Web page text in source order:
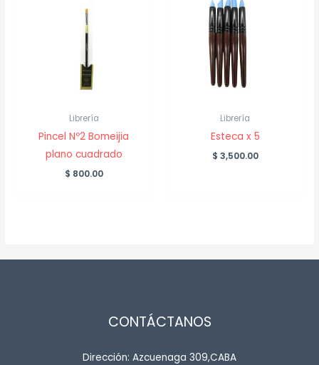
Librería
Pincel Nº2 Bomeijia
plano cuadrado
$ 800.00
Librería
Esteca x 5
$ 3,500.00
CONTÁCTANOS
Dirección: Azcuenaga 309,CABA